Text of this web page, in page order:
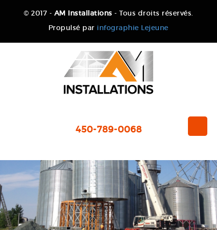
© 2017 - AM Installations - Tous droits réservés.
Propulsé par infographie Lejeune
450-789-0068